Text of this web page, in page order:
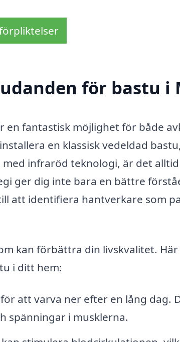
för bastu i
fantastisk möjlighet för både
en klassisk vedeldad
infraröd teknologi, är det
ger dig inte bara en bättre
att identifiera hantverkare som
kan förbättra din livskvalitet.
i ditt hem:
att varva ner efter en lång dag.
spänningar i musklerna.